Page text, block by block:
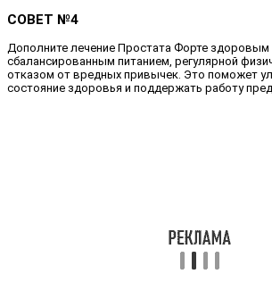
СОВЕТ №4
Дополните лечение Простата Форте
сбалансированным питанием, регулярной
отказом от вредных привычек. Это поможет
состояние здоровья и поддержать работу